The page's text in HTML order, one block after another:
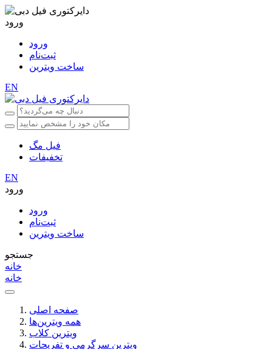
ورود
ورود
ثبت‌نام
ساخت ویترین
EN
فیل مگ
تخفیفات
EN
ورود
ورود
ثبت‌نام
ساخت ویترین
جستجو
خانه
خانه
صفحه اصلی
همه ویترین‌ها
ویترین کلاب
ویترین سرگرمی و تفریحات